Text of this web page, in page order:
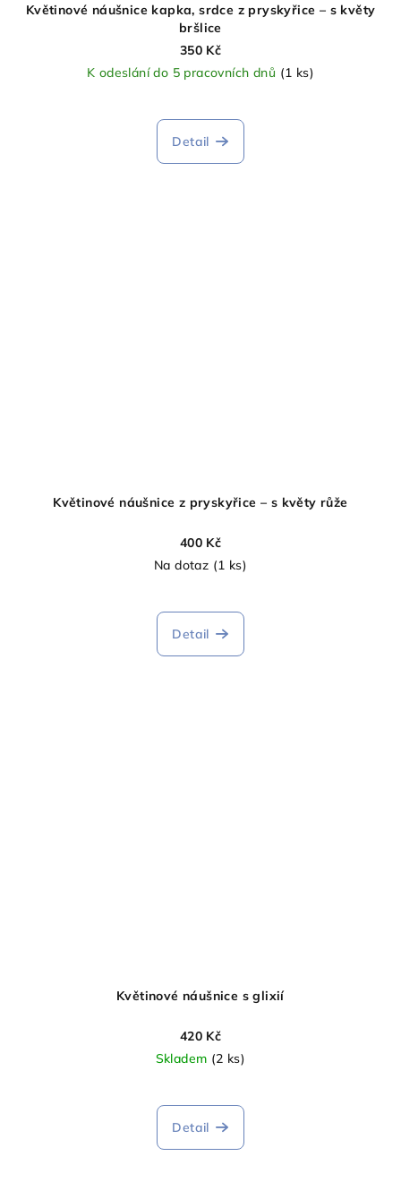
Květinové náušnice kapka, srdce z pryskyřice – s květy
bršlice
350 Kč
K odeslání do 5 pracovních dnů (1 ks)
Detail
Květinové náušnice z pryskyřice – s květy růže
400 Kč
Na dotaz (1 ks)
Detail
Květinové náušnice s glixií
420 Kč
Skladem (2 ks)
Detail